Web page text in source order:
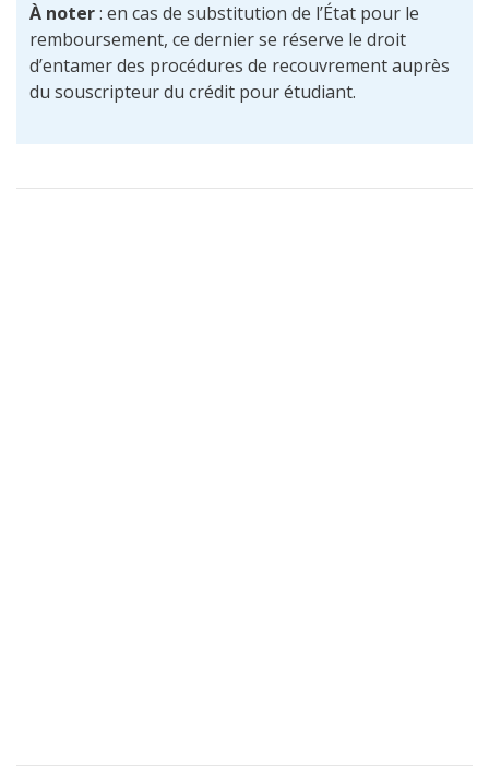
À noter: en cas de substitution de l’État pour le
remboursement, ce dernier se réserve le droit
d’entamer des procédures de recouvrement auprès
du souscripteur du crédit pour étudiant.